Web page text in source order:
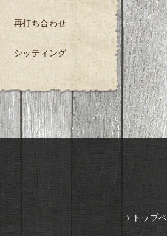
再打ち合わせ
シッティング
トップ